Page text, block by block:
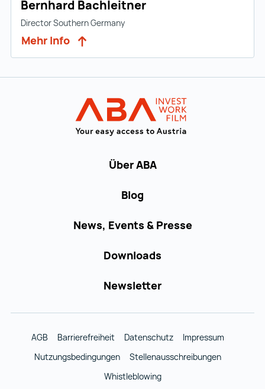
Bernhard Bachleitner
Director Southern Germany
Mehr Info
Über ABA
Blog
News, Events & Presse
Downloads
Newsletter
AGB Barrierefreiheit Datenschutz
Impressum
Nutzungsbedingungen
Stellenausschreibungen
Whistleblowing